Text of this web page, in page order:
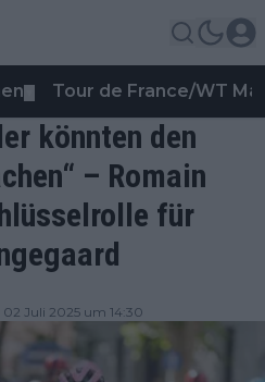
Tour de France/WT
könnten den
– Romain
für
Juli 2025 um 14:30